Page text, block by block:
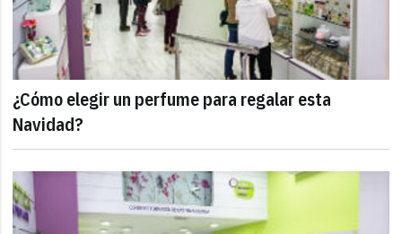
¿Cómo elegir un perfume para regalar esta
Navidad?